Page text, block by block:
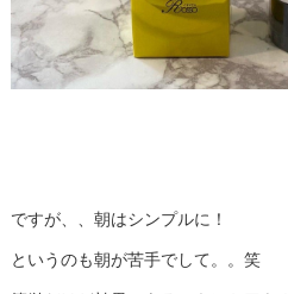
ですが、、朝はシンプルに！
というのも朝が苦手でして。。笑